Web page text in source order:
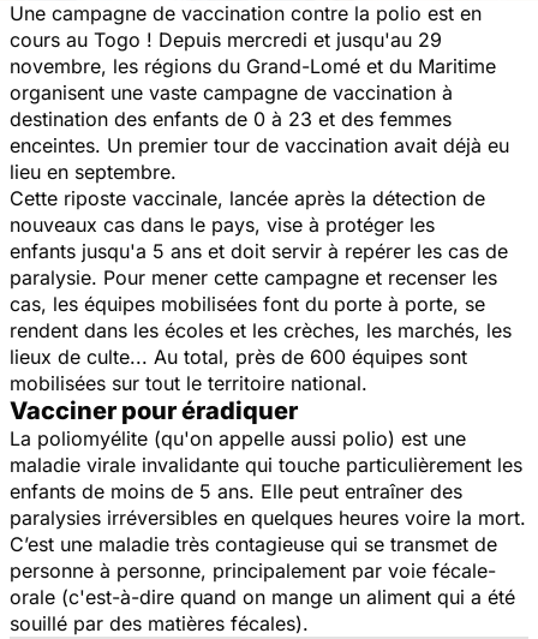
Une campagne de vaccination contre la polio est en
cours au Togo ! Depuis mercredi et jusqu'au 29
novembre, les régions du Grand-Lomé et du Maritime
organisent une vaste campagne de vaccination à
destination des enfants de 0 à 23 et des femmes
enceintes. Un premier tour de vaccination avait déjà eu
lieu en septembre.
Cette riposte vaccinale, lancée après la détection de
nouveaux cas dans le pays, vise à protéger les
enfants jusqu'a 5 ans et doit servir à repérer les cas de
paralysie. Pour mener cette campagne et recenser les
cas, les équipes mobilisées font du porte à porte, se
rendent dans les écoles et les crèches, les marchés, les
lieux de culte... Au total, près de 600 équipes sont
mobilisées sur tout le territoire national.
Vacciner pour éradiquer
La poliomyélite (qu'on appelle aussi polio) est une
maladie virale invalidante qui touche particulièrement les
enfants de moins de 5 ans. Elle peut entraîner des
paralysies irréversibles en quelques heures voire la mort.
C’est une maladie très contagieuse qui se transmet de
personne à personne, principalement par voie fécale-
orale (c'est-à-dire quand on mange un aliment qui a été
souillé par des matières fécales).